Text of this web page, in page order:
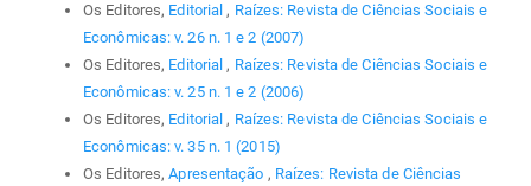
Os Editores, Editorial, Raízes: Revista de Ciências Sociais e
Econômicas: v. 26 n. 1 e 2 (2007)
Os Editores, Editorial, Raízes: Revista de Ciências Sociais e
Econômicas: v. 25 n. 1 e 2 (2006)
Os Editores, Editorial, Raízes: Revista de Ciências Sociais e
Econômicas: v. 35 n. 1 (2015)
Os Editores,Apresentação , Raízes: Revista de Ciências